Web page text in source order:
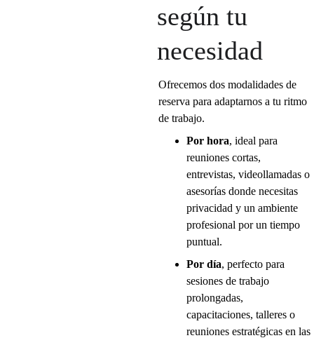
según tu
necesidad
Ofrecemos dos modalidades de
reserva para adaptarnos a tu ritmo
de trabajo.
Por hora, ideal para
reuniones cortas,
entrevistas, videollamadas o
asesorías donde necesitas
privacidad y un ambiente
profesional por un tiempo
puntual.
Por día, perfecto para
sesiones de trabajo
prolongadas,
capacitaciones, talleres o
reuniones estratégicas en las